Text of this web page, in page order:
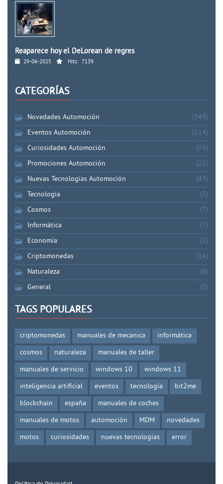
Reaparece hoy el DeLorean de regres
29-06-2025 Hits: 7139
CATEGORÍAS
Novedades Automoción
(349)
Eventos Automoción
(114)
Curiosidades Automoción
(76)
Promociones Automoción
(22)
Nuevas Tecnologías Automoción
(43)
Tecnología
(3)
Cosmos
(7)
Informática
(7)
Economía
(2)
Criptomonedas
(14)
Naturaleza
(8)
General
(5)
TAGS POPULARES
criptomonedas manuales de mecanica
informática
cosmos
naturaleza
manuales de taller
manuales de servicio
windows 10
windows 11
inteligencia artificial
eventos tecnología
bit2me
blockchain
españa
manuales de coches
manuales de motos
automoción MDM
novedades
motos
curiosidades nuevas tecnologías error